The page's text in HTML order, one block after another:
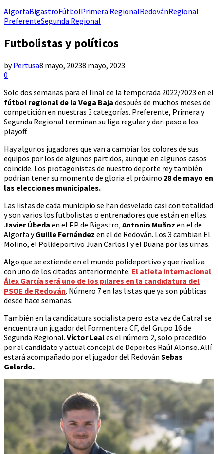
AlgorfaBigastroFútbolPrimera RegionalRedovánRegional
PreferenteSegunda Regional
Futbolistas y políticos
byPertusa8 mayo, 20238 mayo, 2023
0
Solo dos semanas para el final de la temporada 2022/2023 en el
fútbol regional de la Vega Baja después de muchos meses de
competición en nuestras 3 categorías. Preferente, Primera y
Segunda Regional terminan su liga regular y dan paso a los
playoff.
Hay algunos jugadores que van a cambiar los colores de sus
equipos por los de algunos partidos, aunque en algunos casos
coincide. Los protagonistas de nuestro deporte rey también
podrían tener su momento de gloria el próximo 28 de mayo en
las elecciones municipales.
Las listas de cada municipio se han desvelado casi con totalidad
y son varios los futbolistas o entrenadores que están en ellas.
Javier Úbeda en el PP de Bigastro, Antonio Muñoz en el de
Algorfa yGuille Fernández en el de Redován. Los 3 cambian El
Molino, el Polideportivo Juan Carlos I y el Duana por las urnas.
Algo que se extiende en el mundo polideportivo y que rivaliza
con uno de los citados anteriormente. El atleta internacional
Álex García será uno de los pilares en la candidatura del
PSOE de Redován. Número 7 en las listas que ya son públicas
desde hace semanas.
También en la candidatura socialista pero esta vez de Catral se
encuentra un jugador del Formentera CF, del Grupo 16 de
Segunda Regional. Víctor Leales el número 2, solo precedido
por el candidato y actual concejal de Deportes Raúl Alonso. Allí
estará acompañado por el jugador del Redován Sebas
Gelardo.